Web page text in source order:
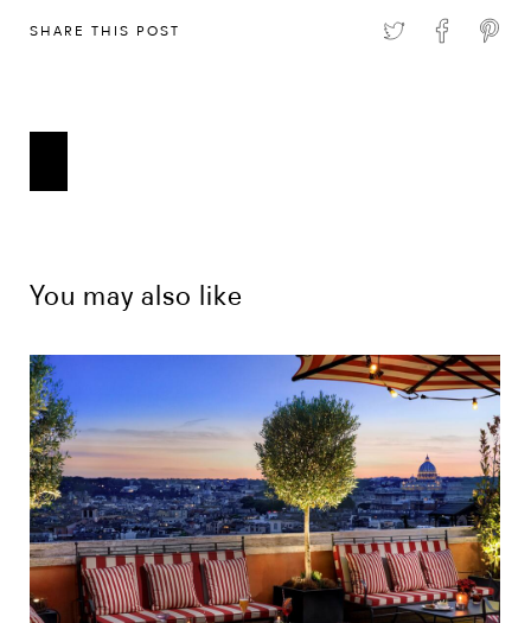
SHARE THIS POST
You may also like